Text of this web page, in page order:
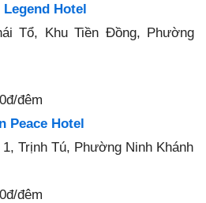
Hotel
Tổ, Khu Tiền Đồng, Phường
đêm
Peace Hotel
Trịnh Tú, Phường Ninh Khánh
đêm